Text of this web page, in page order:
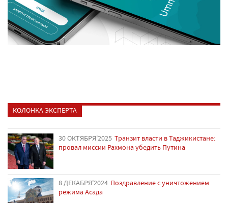
КОЛОНКА ЭКСПЕРТА
30 ОКТЯБРЯ'2025 Транзит власти в Таджикистане:
провал миссии Рахмона убедить Путина
8 ДЕКАБРЯ'2024 Поздравление с уничтожением
режима Асада